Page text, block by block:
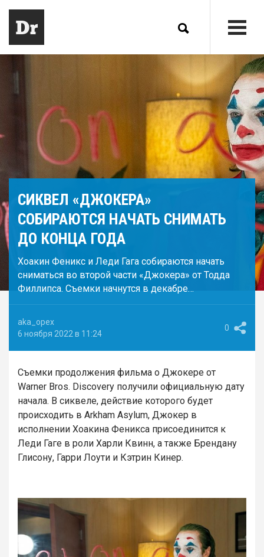
СИКВЕЛ «ДЖОКЕРА»
СОБИРАЮТСЯ НАЧАТЬ СНИМАТЬ
ДО КОНЦА ГОДА
Хоакин Феникс и Леди Гага собираются начать
сниматься во второй части «Джокера» от Тодда
Филлипса. Съемки начнутся в декабре…
aka_opex
6 ноября 2022 в 11:24
0
Съемки продолжения фильма о Джокере от
Warner Bros. Discovery получили официальную дату
начала. В сиквеле, действие которого будет
происходить в Arkham Asylum, Джокер в
исполнении Хоакина Феникса присоединится к
Леди Гаге в роли Харли Квинн, а также Брендану
Глисону, Гарри Лоути и Кэтрин Кинер.